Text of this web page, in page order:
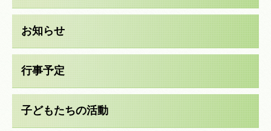
お知らせ
行事予定
子どもたちの活動